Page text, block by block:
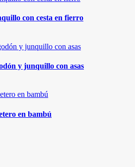
con cesta en fierro
y junquillo con asas
en bambú